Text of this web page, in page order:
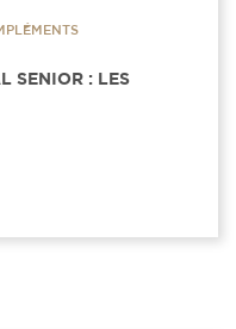
SENIOR : LES